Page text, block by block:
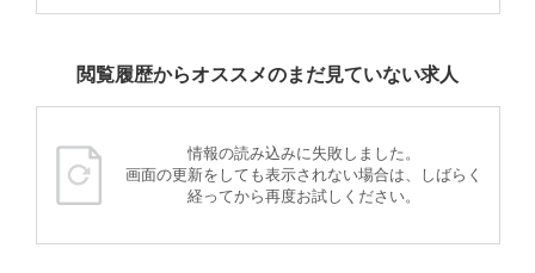
閲覧履歴からオススメのまだ見ていない求人
情報の読み込みに失敗しました。
画面の更新をしても表示されない場合は、しばらく
経ってから再度お試しください。